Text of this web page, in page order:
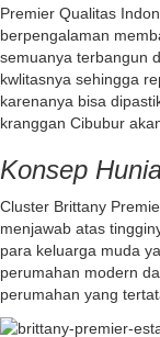
Premier Qualitas
berpengalaman
semuanya terbangun
kwlitasnya sehingga
karenanya bisa
kranggan Cibubur
Konsep
Cluster Brittany
menjawab atas
para keluarga muda
perumahan modern
perumahan yang